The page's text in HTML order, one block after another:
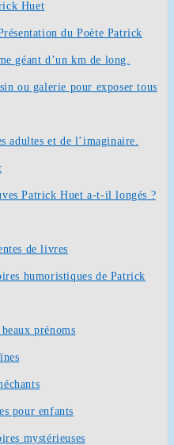
Huet
du Poète Patrick
géant d’un km de long.
ou galerie pour exposer tous
adultes et de l’imaginaire.
Patrick Huet a-t-il longés ?
de livres
humoristiques de Patrick
prénoms
pour enfants
mystérieuses